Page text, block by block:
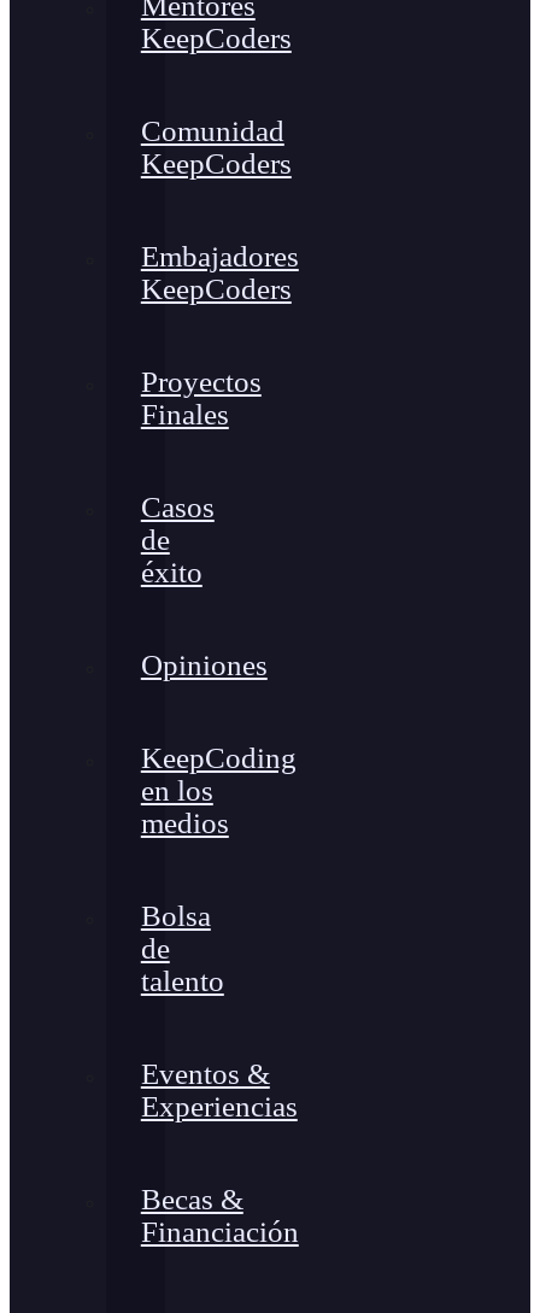
KeepCoders
Comunidad
KeepCoders
Embajadores
KeepCoders
Proyectos
Finales
Casos
de
éxito
Opiniones
KeepCoding
en los
medios
Bolsa
de
talento
Eventos &
Experiencias
Becas &
Financiación